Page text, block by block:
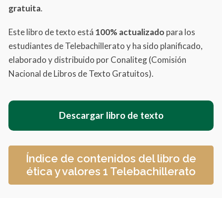
gratuita.
Este libro de texto está 100% actualizado para los
estudiantes de Telebachillerato y ha sido planificado,
elaborado y distribuido por Conaliteg (Comisión
Nacional de Libros de Texto Gratuitos).
Descargar libro de texto
Índice de contenidos del libro de
ética y valores 1 Telebachillerato